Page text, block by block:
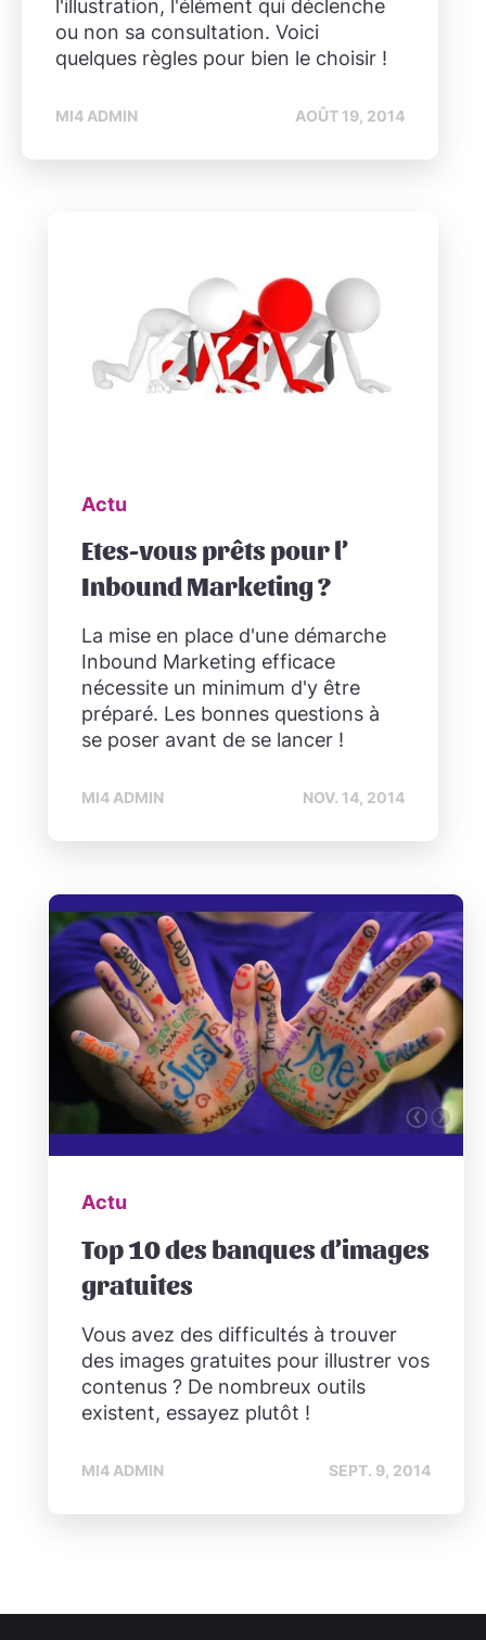
l'illustration, l'élément qui déclenche
ou non sa consultation. Voici
quelques règles pour bien le choisir !
MI4 ADMIN AOÛT 19, 2014
Actu
Etes-vous prêts pour l’
Inbound Marketing ?
La mise en place d'une démarche
Inbound Marketing efficace
nécessite un minimum d'y être
préparé. Les bonnes questions à
se poser avant de se lancer !
MI4 ADMIN NOV. 14, 2014
Actu
Top 10 des banques d’images
gratuites
Vous avez des difficultés à trouver
des images gratuites pour illustrer vos
contenus ? De nombreux outils
existent, essayez plutôt !
MI4 ADMIN SEPT. 9, 2014